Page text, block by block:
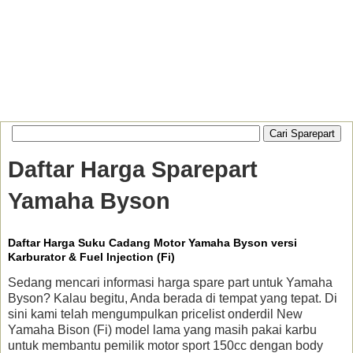
Daftar Harga Sparepart
Yamaha Byson
Daftar Harga Suku Cadang Motor Yamaha Byson versi
Karburator & Fuel Injection (Fi)
Sedang mencari informasi harga spare part untuk Yamaha
Byson? Kalau begitu, Anda berada di tempat yang tepat. Di
sini kami telah mengumpulkan pricelist onderdil New
Yamaha Bison (Fi) model lama yang masih pakai karbu
untuk membantu pemilik motor sport 150cc dengan body